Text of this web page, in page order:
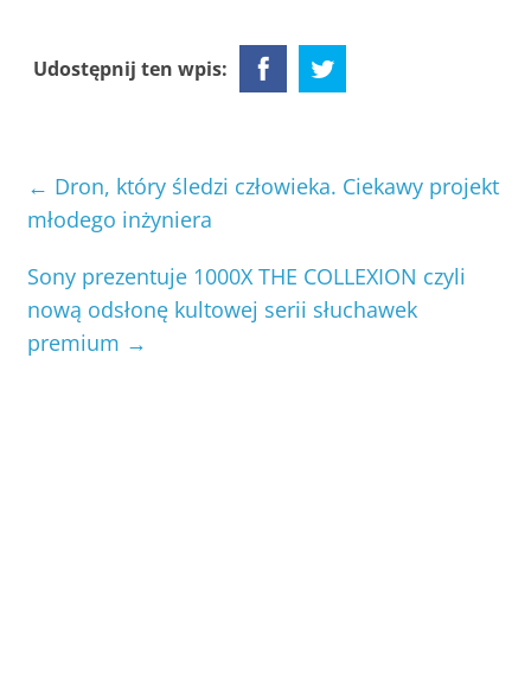
Udostępnij ten wpis:
← Dron, który śledzi człowieka. Ciekawy projekt
młodego inżyniera
Sony prezentuje 1000X THE COLLEXION czyli
nową odsłonę kultowej serii słuchawek
premium →